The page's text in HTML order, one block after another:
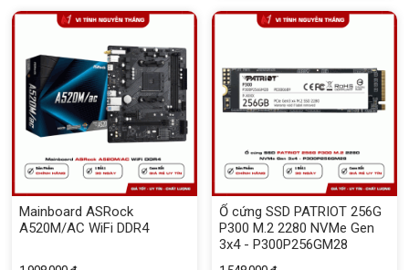
Mainboard ASRock
A520M/AC WiFi DDR4
Ổ cứng SSD PATRIOT 256G
P300 M.2 2280 NVMe Gen
3x4 - P300P256GM28